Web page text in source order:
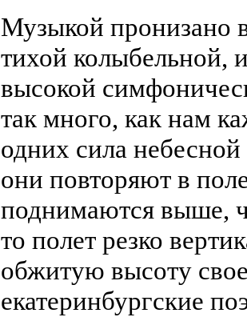
Музыкой пронизано
тихой колыбельной,
высокой
так много, как нам
одних сила
они повторяют в
поднимаются выше,
то полет резко
обжитую высоту
екатеринбургские